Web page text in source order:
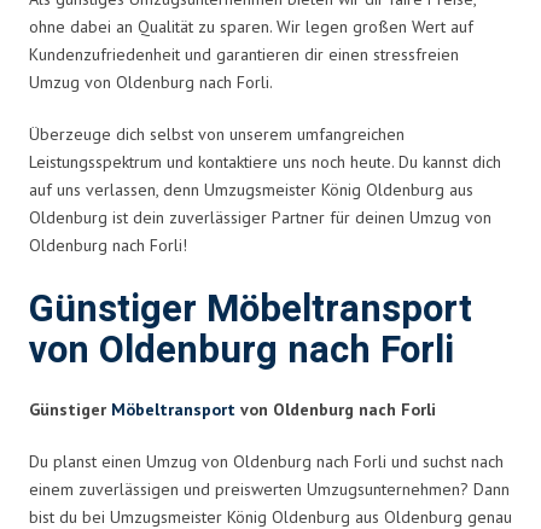
ohne dabei an Qualität zu sparen. Wir legen großen Wert auf
Kundenzufriedenheit und garantieren dir einen stressfreien
Umzug von Oldenburg nach Forli.
Überzeuge dich selbst von unserem umfangreichen
Leistungsspektrum und kontaktiere uns noch heute. Du kannst dich
auf uns verlassen, denn Umzugsmeister König Oldenburg aus
Oldenburg ist dein zuverlässiger Partner für deinen Umzug von
Oldenburg nach Forli!
Günstiger Möbeltransport
von Oldenburg nach Forli
Günstiger Möbeltransport von Oldenburg nach Forli
Du planst einen Umzug von Oldenburg nach Forli und suchst nach
einem zuverlässigen und preiswerten Umzugsunternehmen? Dann
bist du bei Umzugsmeister König Oldenburg aus Oldenburg genau